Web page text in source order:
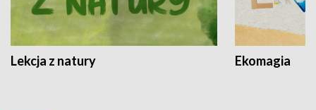
Lekcja z natury Ekomagia